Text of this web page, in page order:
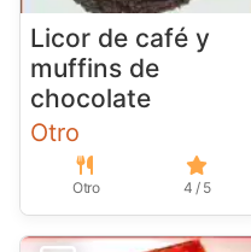
Licor de café y
muffins de
chocolate
Otro
Otro 4 / 5